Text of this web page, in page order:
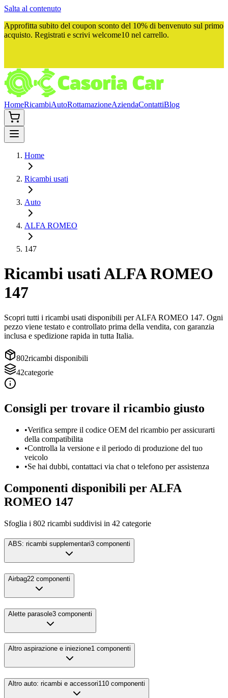
Salta al contenuto
Approfitta subito del coupon sconto del 10% di benvenuto sul primo
acquisto. Registrati e scrivi welcome10 nel carrello.
HomeRicambiAutoRottamazioneAziendaContattiBlog
Home
Ricambi usati
Auto
ALFA ROMEO
147
Ricambi usatiALFA ROMEO
147
Scopri tutti i ricambi usati disponibili perALFA ROMEO 147. Ogni
pezzo viene testato e controllato prima della vendita, con garanzia
inclusa e spedizione rapida in tutta Italia.
802ricambi disponibili
42categorie
Consigli per trovare il ricambio giusto
•Verifica sempre il codice OEM del ricambio per assicurarti
della compatibilita
•Controlla la versione e il periodo di produzione del tuo
veicolo
•Se hai dubbi, contattaci via chat o telefono per assistenza
Componenti disponibili per ALFA
ROMEO 147
Sfoglia i 802 ricambi suddivisi in 42 categorie
ABS: ricambi supplementari3 componenti
Airbag22 componenti
Alette parasole3 componenti
Altro aspirazione e iniezione1 componenti
Altro auto: ricambi e accessori110 componenti